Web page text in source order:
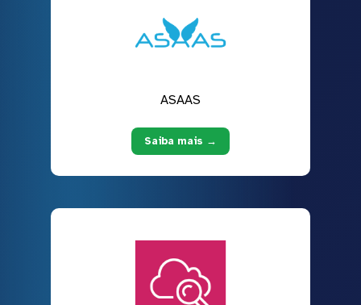
ASAAS
Saiba mais →